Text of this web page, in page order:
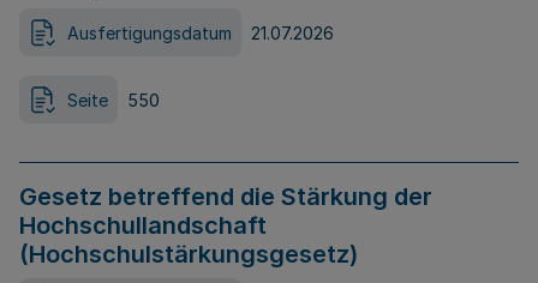
Ausfertigungsdatum 21.07.2026
Seite 550
Gesetz betreffend die Stärkung der
Hochschullandschaft
(Hochschulstärkungsgesetz)